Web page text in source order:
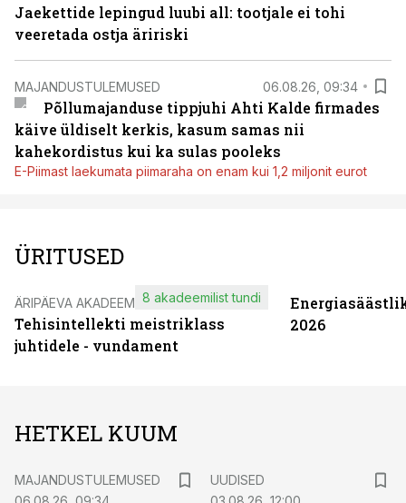
Jaekettide lepingud luubi all: tootjale ei tohi
veeretada ostja äririski
MAJANDUSTULEMUSED 06.08.26, 09:34
Põllumajanduse tippjuhi Ahti Kalde firmades
käive üldiselt kerkis, kasum samas nii
kahekordistus kui ka sulas pooleks
E-Piimast laekumata piimaraha on enam kui 1,2 miljonit eurot
ÜRITUSED
ÄRIPÄEVA AKADEEMIA
Tehisintellekti meistriklass
juhtidele - vundament
8 akadeemilist tundi
2026
HETKEL KUUM
MAJANDUSTULEMUSED
UUDISED